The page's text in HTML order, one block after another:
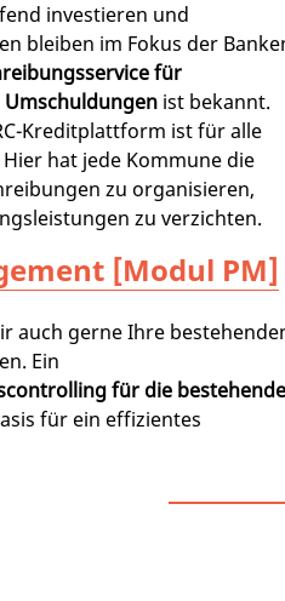
investieren und
bleiben im Fokus der
für
ist bekannt.
Kreditplattform ist für alle
hat jede Kommune die
zu organisieren,
zu verzichten.
[Modul PM]
auch gerne Ihre
Ein
für die
für ein effizientes